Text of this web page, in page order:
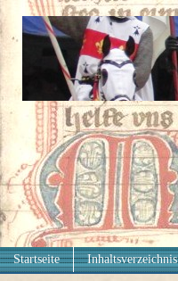
Startseite Inhaltsverzeichnis